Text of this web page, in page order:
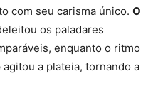
com seu carisma único. O
os paladares
enquanto o ritmo
agitou a plateia, tornando a